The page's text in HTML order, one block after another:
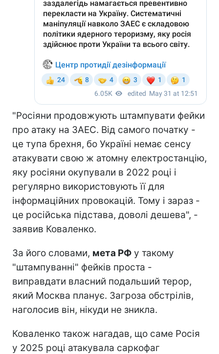
"Росіяни продовжують штампувати фейки
про атаку на ЗАЕС. Від самого початку -
це тупа брехня, бо Україні немає сенсу
атакувати свою ж атомну електростанцію,
яку росіяни окупували в 2022 році і
регулярно використовують її для
інформаційних провокацій. Тому і зараз -
це російська підстава, доволі дешева", -
заявив Коваленко.
За його словами, мета РФ у такому
"штампуванні" фейків проста -
виправдати власний подальший терор,
який Москва планує. Загроза обстрілів,
наголосив він, нікуди не зникла.
Коваленко також нагадав, що саме Росія
у 2025 році атакувала саркофаг